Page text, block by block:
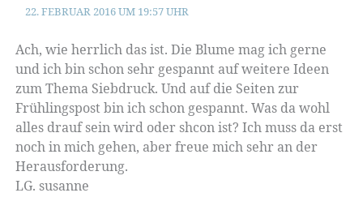
22. FEBRUAR 2016 UM 19:57 UHR
Ach, wie herrlich das ist. Die Blume mag ich gerne
und ich bin schon sehr gespannt auf weitere Ideen
zum Thema Siebdruck. Und auf die Seiten zur
Frühlingspost bin ich schon gespannt. Was da wohl
alles drauf sein wird oder shcon ist? Ich muss da erst
noch in mich gehen, aber freue mich sehr an der
Herausforderung.
LG. susanne